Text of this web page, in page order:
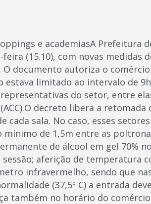
e academiasA Prefeitura
(15.10), com novas medidas
documento autoriza o
estava limitado ao intervalo de 9h
do setor, entre
decreto libera a retomada
sala. No caso, esses
de 1,5m entre as
de álcool em gel 70%
aferição de temperatura
infravermelho, sendo que
(37,5º C) a entrada
também no horário do